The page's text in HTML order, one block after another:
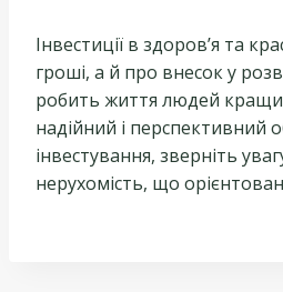
Інвестиції в здоров’я та
гроші, а й про внесок у
робить життя людей
надійний і перспективний
інвестування, зверніть
нерухомість, що